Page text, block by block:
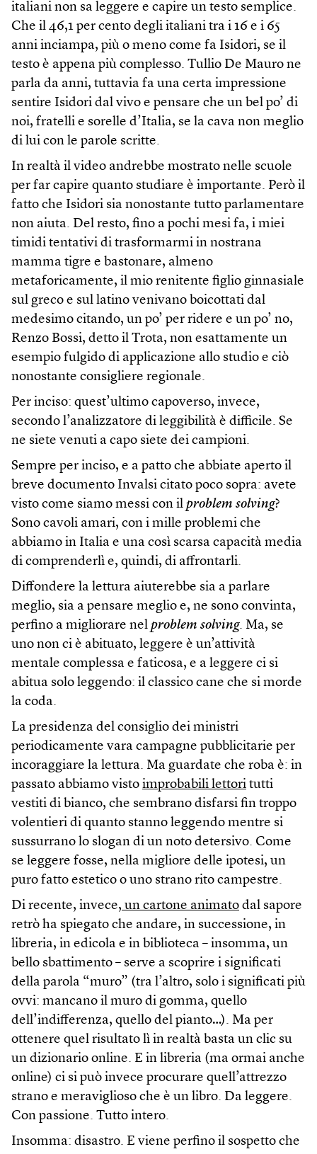
italiani non sa leggere e capire un testo semplice.
Che il 46,1 per cento degli italiani tra i 16 e i 65
anni inciampa, più o meno come fa Isidori, se il
testo è appena più complesso. Tullio De Mauro ne
parla da anni, tuttavia fa una certa impressione
sentire Isidori dal vivo e pensare che un bel po’ di
noi, fratelli e sorelle d’Italia, se la cava non meglio
di lui con le parole scritte.
In realtà il video andrebbe mostrato nelle scuole
per far capire quanto studiare è importante. Però il
fatto che Isidori sia nonostante tutto parlamentare
non aiuta. Del resto, fino a pochi mesi fa, i miei
timidi tentativi di trasformarmi in nostrana
mamma tigre e bastonare, almeno
metaforicamente, il mio renitente figlio ginnasiale
sul greco e sul latino venivano boicottati dal
medesimo citando, un po’ per ridere e un po’ no,
Renzo Bossi, detto il Trota, non esattamente un
esempio fulgido di applicazione allo studio e ciò
nonostante consigliere regionale.
Per inciso: quest’ultimo capoverso, invece,
secondo l’analizzatore di leggibilità è difficile. Se
ne siete venuti a capo siete dei campioni.
Sempre per inciso, e a patto che abbiate aperto il
breve documento Invalsi citato poco sopra: avete
visto come siamo messi con il problem solving?
Sono cavoli amari, con i mille problemi che
abbiamo in Italia e una così scarsa capacità media
di comprenderlì e, quindi, di affrontarli.
Diffondere la lettura aiuterebbe sia a parlare
meglio, sia a pensare meglio e, ne sono convinta,
perfino a migliorare nel problem solving. Ma, se
uno non ci è abituato, leggere è un’attività
mentale complessa e faticosa, e a leggere ci si
abitua solo leggendo: il classico cane che si morde
la coda.
La presidenza del consiglio dei ministri
periodicamente vara campagne pubblicitarie per
incoraggiare la lettura. Ma guardate che roba è: in
passato abbiamo visto improbabili lettori tutti
vestiti di bianco, che sembrano disfarsi fin troppo
volentieri di quanto stanno leggendo mentre si
sussurrano lo slogan di un noto detersivo. Come
se leggere fosse, nella migliore delle ipotesi, un
puro fatto estetico o uno strano rito campestre.
Di recente, invece, un cartone animato dal sapore
retrò ha spiegato che andare, in successione, in
libreria, in edicola e in biblioteca – insomma, un
bello sbattimento – serve a scoprire i significati
della parola “muro” (tra l’altro, solo i significati più
ovvi: mancano il muro di gomma, quello
dell’indifferenza, quello del pianto…). Ma per
ottenere quel risultato lì in realtà basta un clic su
un dizionario online. E in libreria (ma ormai anche
online) ci si può invece procurare quell’attrezzo
strano e meraviglioso che è un libro. Da leggere.
Con passione. Tutto intero.
Insomma: disastro. E viene perfino il sospetto che